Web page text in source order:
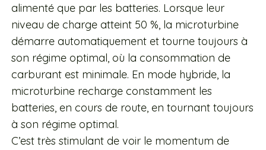
alimenté que par les batteries. Lorsque leur
niveau de charge atteint 50 %, la microturbine
démarre automatiquement et tourne toujours à
son régime optimal, où la consommation de
carburant est minimale. En mode hybride, la
microturbine recharge constamment les
batteries, en cours de route, en tournant toujours
à son régime optimal.
C’est très stimulant de voir le momentum de